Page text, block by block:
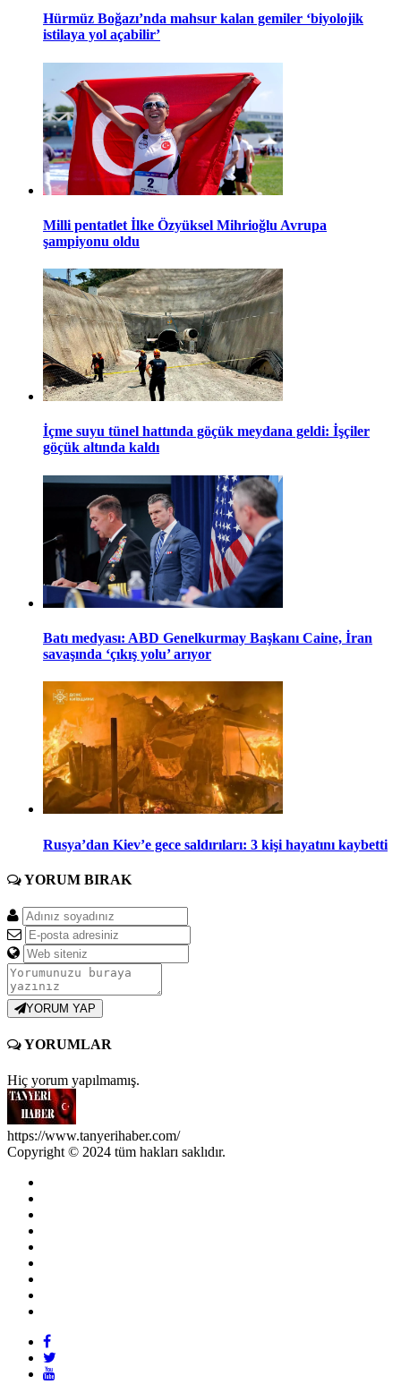
Hürmüz Boğazı’nda mahsur kalan gemiler ‘biyolojik
istilaya yol açabilir’
Milli pentatlet İlke Özyüksel Mihrioğlu Avrupa
şampiyonu oldu
İçme suyu tünel hattında göçük meydana geldi: İşçiler
göçük altında kaldı
Batı medyası: ABD Genelkurmay Başkanı Caine, İran
savaşında ‘çıkış yolu’ arıyor
Rusya’dan Kiev’e gece saldırıları: 3 kişi hayatını kaybetti
YORUM BIRAK
YORUM YAP
YORUMLAR
Hiç yorum yapılmamış.
https://www.tanyerihaber.com/
Copyright © 2024 tüm hakları saklıdır.